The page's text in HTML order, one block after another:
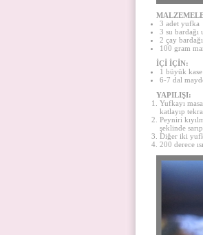
3 adet yufka
3 su bardağı
2 çay bardağı
100 gram
İÇİ İÇİN:
1 büyük
6-7 dal
YAPILIŞI:
Yufkayı
katlayıp
Peyniri
şeklinde
Diğer iki
200 derece